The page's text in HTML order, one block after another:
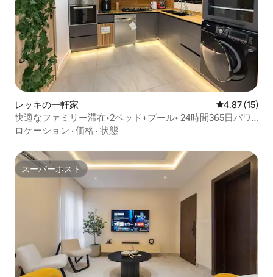
レッキの一軒家 レビュー15
4.87 (15)
快適なファミリー滞在•2ベッド+プール• 24時間365日パワ
ースターリンク
ロケーション · 価格 · 状態
スーパーホスト
スーパーホスト